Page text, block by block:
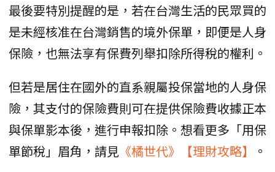
最後要特別提醒的是，若在台灣生活的民眾買的
是未經核准在台灣銷售的境外保單，即便是人身
保險，也無法享有保費列舉扣除所得稅的權利。
但若是居住在國外的直系親屬投保當地的人身保
險，其支付的保險費則可在提供保險費收據正本
與保單影本後，進行申報扣除。想看更多「用保
單節稅」眉角，請見 《橘世代》【理財攻略】 。